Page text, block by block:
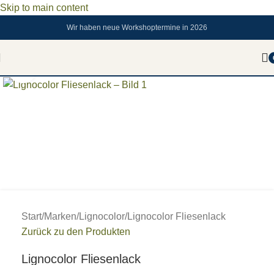
Skip to main content
Wir haben neue Workshoptermine in 2026
Start/Marken/Lignocolor/Lignocolor Fliesenlack
Zurück zu den Produkten
Lignocolor Fliesenlack